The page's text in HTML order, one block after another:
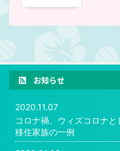
お知らせ
2020.11.07
コロナ禍、ウィズコロナ
移住家族の一例